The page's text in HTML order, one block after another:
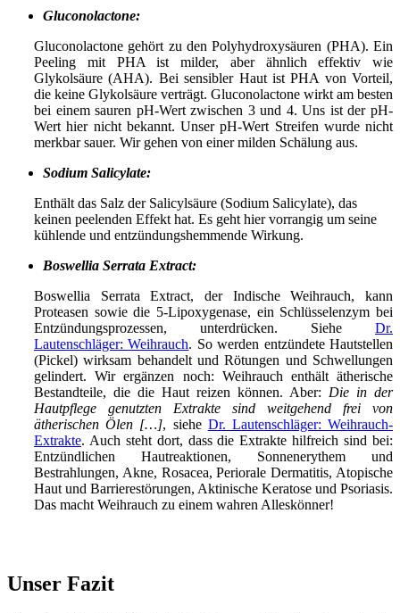
Gluconolactone:
Gluconolactone gehört zu den Polyhydroxysäuren (PHA). Ein
Peeling mit PHA ist milder, aber ähnlich effektiv wie
Glykolsäure (AHA). Bei sensibler Haut ist PHA von Vorteil,
die keine Glykolsäure verträgt. Gluconolactone wirkt am besten
bei einem sauren pH-Wert zwischen 3 und 4. Uns ist der pH-
Wert hier nicht bekannt. Unser pH-Wert Streifen wurde nicht
merkbar sauer. Wir gehen von einer milden Schälung aus.
Sodium Salicylate:
Enthält das Salz der Salicylsäure (Sodium Salicylate), das
keinen peelenden Effekt hat. Es geht hier vorrangig um seine
kühlende und entzündungshemmende Wirkung.
Boswellia Serrata Extract:
Boswellia Serrata Extract, der Indische Weihrauch, kann
Proteasen sowie die 5-Lipoxygenase, ein Schlüsselenzym bei
Entzündungsprozessen, unterdrücken. Siehe Dr.
Lautenschläger: Weihrauch. So werden entzündete Hautstellen
(Pickel) wirksam behandelt und Rötungen und Schwellungen
gelindert. Wir ergänzen noch: Weihrauch enthält ätherische
Bestandteile, die die Haut reizen können. Aber: Die in der
Hautpflege genutzten Extrakte sind weitgehend frei von
ätherischen Ölen […], siehe Dr. Lautenschläger: Weihrauch-
Extrakte. Auch steht dort, dass die Extrakte hilfreich sind bei:
Entzündlichen Hautreaktionen, Sonnenerythem und
Bestrahlungen, Akne, Rosacea, Periorale Dermatitis, Atopische
Haut und Barrierestörungen, Aktinische Keratose und Psoriasis.
Das macht Weihrauch zu einem wahren Alleskönner!
Unser Fazit